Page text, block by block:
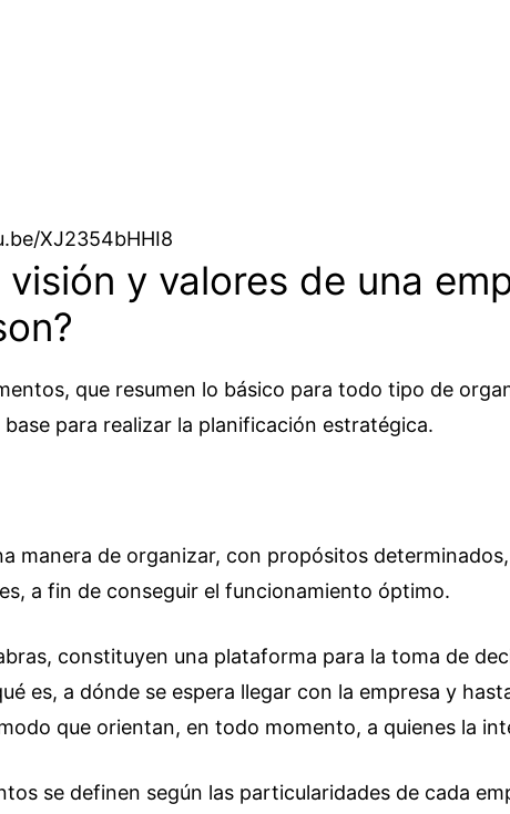
XJ2354bHHI8
visión y valores de una
que resumen lo básico para todo tipo de
para realizar la planificación estratégica.
manera de organizar, con propósitos
a fin de conseguir el funcionamiento óptimo.
constituyen una plataforma para la toma de
es, a dónde se espera llegar con la empresa y
que orientan, en todo momento, a quienes la
se definen según las particularidades de cada